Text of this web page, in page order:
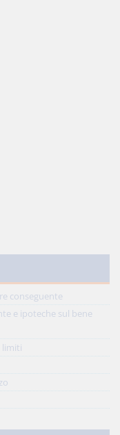
conseguente
e ipoteche sul bene
limiti